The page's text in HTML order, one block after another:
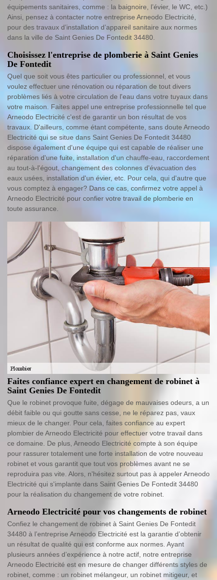
équipements sanitaires, comme : la baignoire, l’évier, le WC, etc.)
Ainsi, pensez à contacter notre entreprise Arneodo Electricité,
pour des travaux d’installation d’appareil sanitaire aux normes
dans la ville de Saint Genies De Fontedit 34480.
Choisissez l'entreprise de plomberie à Saint Genies
De Fontedit
Quel que soit vous êtes particulier ou professionnel, et vous
voulez effectuer une rénovation ou réparation de tout divers
problèmes liés à votre circulation de l'eau dans votre tuyaux dans
votre maison. Faites appel une entreprise professionnelle tel que
Arneodo Electricité c'est de garantir un bon résultat de vos
travaux. D'ailleurs, comme étant compétente, sans doute Arneodo
Electricité qui se situe dans Saint Genies De Fontedit 34480
dispose également d'une équipe qui est capable de réaliser une
réparation d'une fuite, installation d'un chauffe-eau, raccordement
au tout-à-l'égout, changement des colonnes d'évacuation des
eaux usées, installation d'un évier, etc. Pour cela, qui d'autre que
vous comptez à engager? Dans ce cas, confirmez votre appel à
Arneodo Electricité pour confier votre travail de plomberie en
toute assurance.
Faites confiance expert en changement de robinet à
Saint Genies De Fontedit
Que le robinet provoque fuite, dégage de mauvaises odeurs, a un
débit faible ou qui goutte sans cesse, ne le réparez pas, vaux
mieux de le changer. Pour cela, faites confiance au expert
plombier de Arneodo Electricité pour effectuer votre travail dans
ce domaine. De plus, Arneodo Electricité compte à son équipe
pour rassurer totalement une forte installation de votre nouveau
robinet et vous garantit que tout vos problèmes avant ne se
reproduira pas vite. Alors, n'hésitez surtout pas à appeler Arneodo
Electricité qui s'implante dans Saint Genies De Fontedit 34480
pour la réalisation du changement de votre robinet.
Arneodo Electricité pour vos changements de robinet
Confiez le changement de robinet à Saint Genies De Fontedit
34480 à l’entreprise Arneodo Electricité est la garantie d’obtenir
un résultat de qualité qui est conforme aux normes. Ayant
plusieurs années d’expérience à notre actif, notre entreprise
Arneodo Electricité est en mesure de changer différents styles de
robinet, comme : un robinet mélangeur, un robinet mitigeur, et